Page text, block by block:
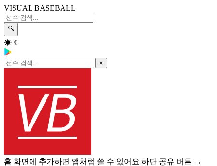
VISUAL BASEBALL
🔍
☀ ☾
×
홈 화면에 추가하면 앱처럼 쓸 수 있어요 하단 공유 버튼 →